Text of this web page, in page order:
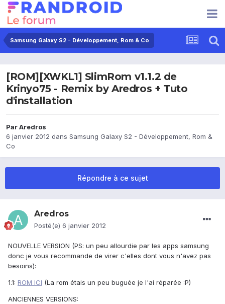
Samsung Galaxy S2 - Développement, Rom & Co
[ROM][XWKL1] SlimRom v1.1.2 de
Krinyo75 - Remix by Aredros + Tuto
d'installation
ParAredros
6 janvier 2012 dans Samsung Galaxy S2 - Développement, Rom &
Co
Répondre à ce sujet
Aredros
Posté(e) 6 janvier 2012
NOUVELLE VERSION (PS: un peu allourdie par les apps samsung
donc je vous recommande de virer c'elles dont vous n'avez pas
besoins):
1.1: ROM ICI (La rom étais un peu buguée je l'ai réparée :P)
ANCIENNES VERSIONS: